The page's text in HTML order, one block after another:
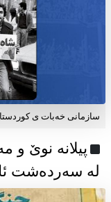
سازمانی خەبات ی
پیلانە نوێ و
لە سەردەشت